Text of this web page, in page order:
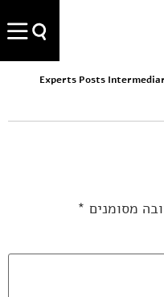
Experts Posts
מסומנים *